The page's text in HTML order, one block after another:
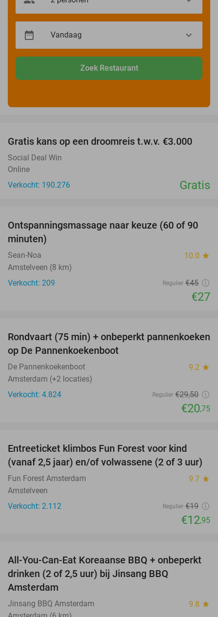
Zoek Restaurant
Gratis kans op een droomreis t.w.v. €3.000
Social Deal Win
Online
Verkocht: 190.276
Gratis
40%
Ontspanningsmassage naar keuze (60 of 90
minuten)
Sean-Noa 10.0 star
Amstelveen (8 km)
Verkocht: 209
Regulier €45
€27
30%
Rondvaart (75 min) + onbeperkt pannenkoeken
op De Pannenkoekenboot
De Pannenkoekenboot 9.2 star
Amsterdam (+2 locaties)
Verkocht: 4.824
Regulier €29,50
€20,75
Entreeticket klimbos Fun Forest voor kind
(vanaf 2,5 jaar) en/of volwassene (2 of 3 uur)
Fun Forest Amsterdam 9.7 star
Amstelveen
Verkocht: 2.112
Regulier €19
€12,95
21%
All-You-Can-Eat Koreaanse BBQ + onbeperkt
drinken (2 of 2,5 uur) bij Jinsang BBQ
Amsterdam
Jinsang BBQ Amsterdam 9.8 star